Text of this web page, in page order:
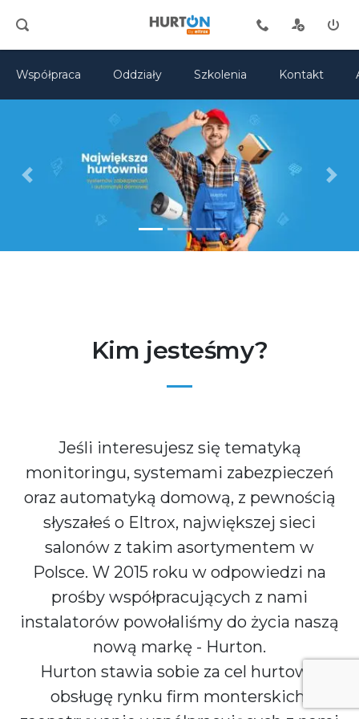
Współpraca Oddziały Szkolenia Kontakt
Previous Next
Kim jesteśmy?
Jeśli interesujesz się tematyką
monitoringu, systemami zabezpieczeń
oraz automatyką domową, z pewnością
słyszałeś o Eltrox, największej sieci
salonów z takim asortymentem w
Polsce. W 2015 roku w odpowiedzi na
prośby współpracujących z nami
instalatorów powołaliśmy do życia naszą
nową markę - Hurton.
Hurton stawia sobie za cel hurtową
obsługę rynku firm monterskich,